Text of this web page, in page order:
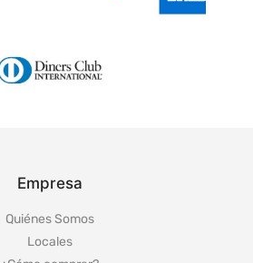
Empresa
Quiénes Somos
Locales